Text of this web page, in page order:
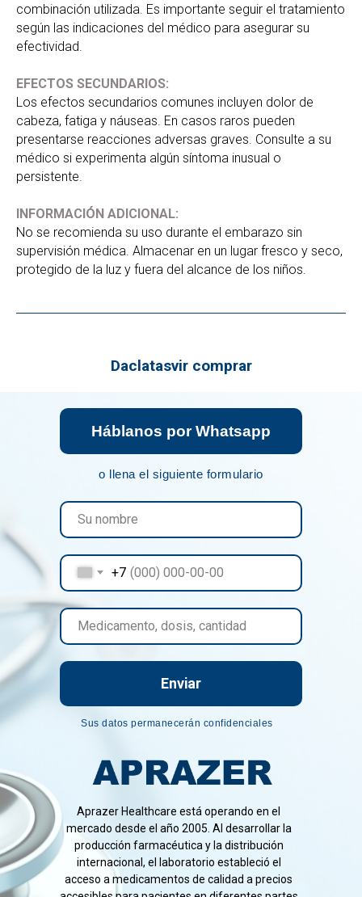
combinación utilizada. Es importante seguir el tratamiento
según las indicaciones del médico para asegurar su
efectividad.
EFECTOS SECUNDARIOS:
Los efectos secundarios comunes incluyen dolor de
cabeza, fatiga y náuseas. En casos raros pueden
presentarse reacciones adversas graves. Consulte a su
médico si experimenta algún síntoma inusual o
persistente.
INFORMACIÓN ADICIONAL:
No se recomienda su uso durante el embarazo sin
supervisión médica. Almacenar en un lugar fresco y seco,
protegido de la luz y fuera del alcance de los niños.
Daclatasvir comprar
+7
Enviar
Sus datos permanecerán confidenciales
o llena el siguiente formulario
Háblanos por Whatsapp
Aprazer Healthcare está operando en el
mercado desde el año 2005. Al desarrollar la
producción farmacéutica y la distribución
internacional, el laboratorio estableció el
acceso a medicamentos de calidad a precios